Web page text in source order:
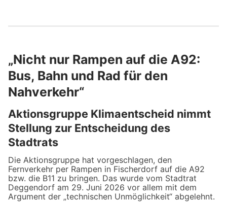
„Nicht nur Rampen auf die A92:
Bus, Bahn und Rad für den
Nahverkehr“
Aktionsgruppe Klimaentscheid nimmt
Stellung zur Entscheidung des
Stadtrats
Die Aktionsgruppe hat vorgeschlagen, den
Fernverkehr per Rampen in Fischerdorf auf die A92
bzw. die B11 zu bringen. Das wurde vom Stadtrat
Deggendorf am 29. Juni 2026 vor allem mit dem
Argument der „technischen Unmöglichkeit“ abgelehnt.